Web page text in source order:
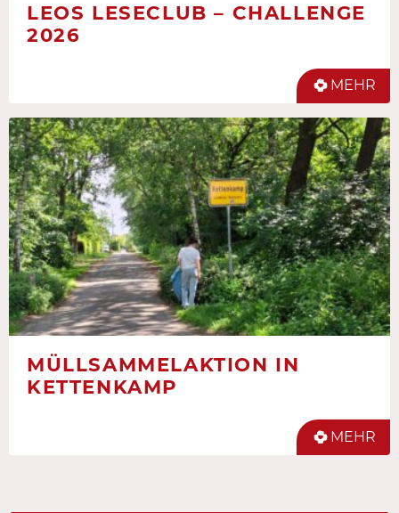
LEOS LESECLUB – CHALLENGE
2026
MEHR
MÜLLSAMMELAKTION IN
KETTENKAMP
MEHR